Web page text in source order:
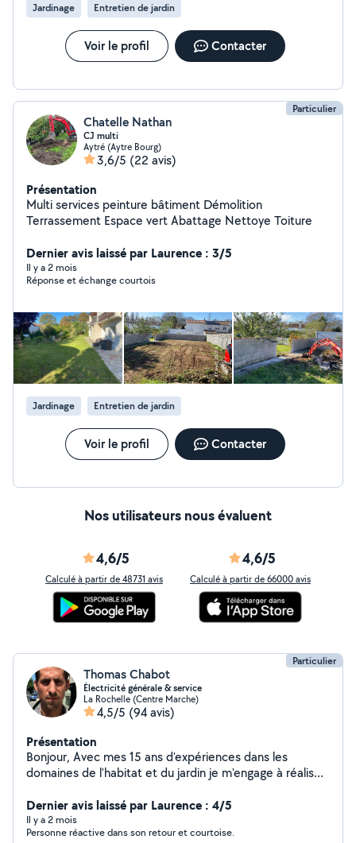
Jardinage Entretien de jardin
Voir le profil Contacter
Particulier
Chatelle Nathan
CJ multi
Aytré (Aytre Bourg)
3,6/5 (22 avis)
Présentation
Multi services peinture bâtiment Démolition
Terrassement Espace vert Abattage Nettoye Toiture
Dernier avis laissé par Laurence : 3/5
Il y a 2 mois
Réponse et échange courtois
Jardinage Entretien de jardin
Voir le profil Contacter
Nos utilisateurs nous évaluent
4,6/5
Calculé à partir de 48731 avis
4,6/5
Calculé à partir de 66000 avis
Particulier
Thomas Chabot
Électricité générale & service
La Rochelle (Centre Marche)
4,5/5 (94 avis)
Présentation
Bonjour, Avec mes 15 ans d'expériences dans les
domaines de l'habitat et du jardin je m'engage à réaliser
d'activités sont l'électricité et l'entretiens de jardin mais
je ne suis pas fermé à d'autres travaux. A voir. Merci
Dernier avis laissé par Laurence : 4/5
Il y a 2 mois
Personne réactive dans son retour et courtoise.